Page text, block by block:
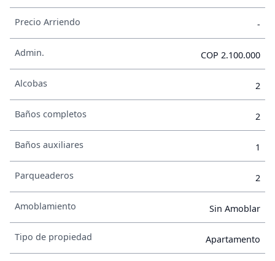
Precio Arriendo -
Admin. COP 2.100.000
Alcobas 2
Baños completos 2
Baños auxiliares 1
Parqueaderos 2
Amoblamiento Sin Amoblar
Tipo de propiedad Apartamento